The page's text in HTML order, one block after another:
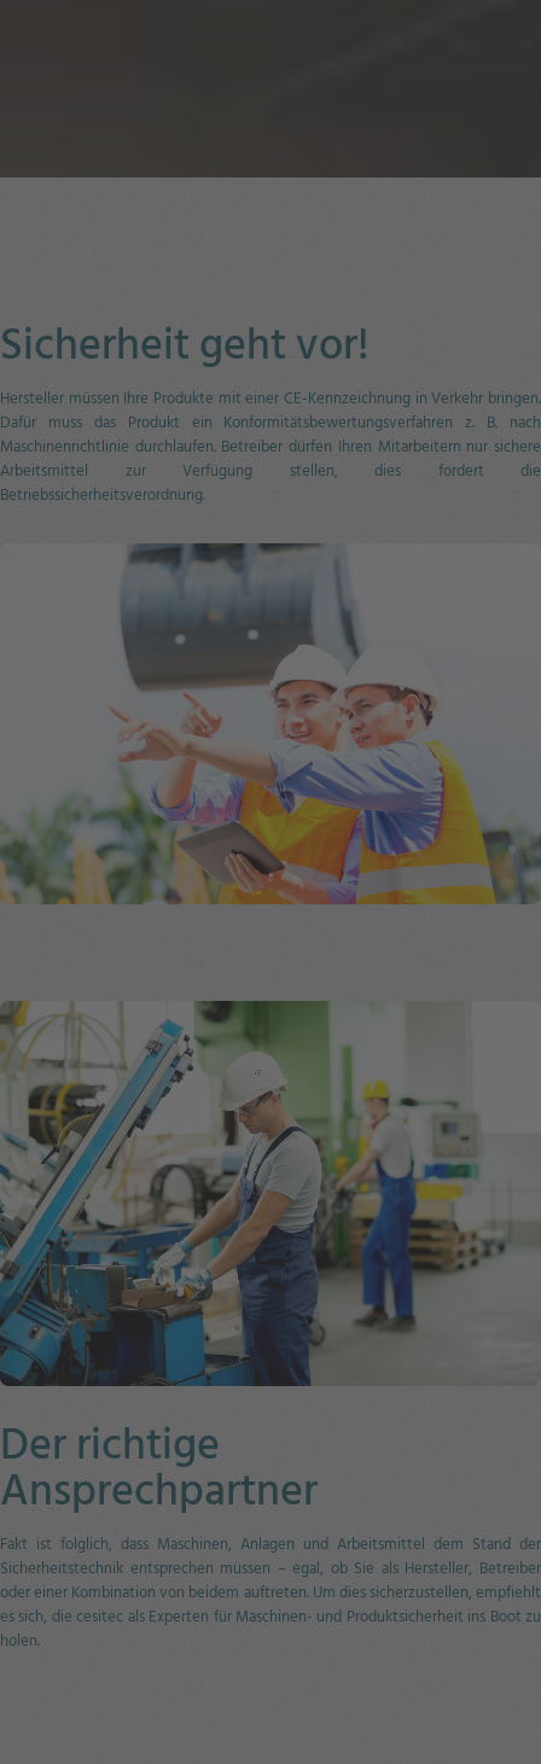
Sicherheit geht vor!
Hersteller müssen Ihre Produkte mit einer CE-Kennzeichnung in Verkehr bringen.
Dafür muss das Produkt ein Konformitätsbewertungsverfahren z. B. nach
Maschinenrichtlinie durchlaufen. Betreiber dürfen Ihren Mitarbeitern nur sichere
Arbeitsmittel zur Verfügung stellen, dies fordert die
Betriebssicherheitsverordnung.
Der richtige
Ansprechpartner
Fakt ist folglich, dass Maschinen, Anlagen und Arbeitsmittel dem Stand der
Sicherheitstechnik entsprechen müssen – egal, ob Sie als Hersteller, Betreiber
oder einer Kombination von beidem auftreten. Um dies sicherzustellen, empfiehlt
es sich, die cesitec als Experten für Maschinen- und Produktsicherheit ins Boot zu
holen.